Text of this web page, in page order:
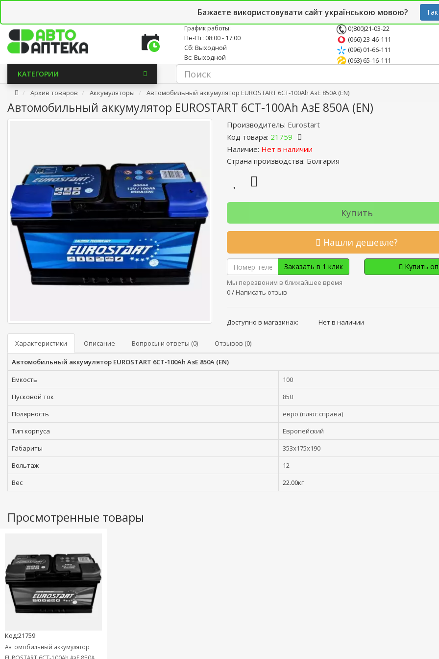
Бажаєте використовувати сайт українською мовою? Так
Новостной блог Опт СТО
График работы:
Пн-Пт: 08:00 - 17:00
Сб: Выходной
Вс: Выходной
0(800)21-03-22
(066) 23-46-111
(096) 01-66-111
(063) 65-16-111
КАТЕГОРИИ
Архив товаров Аккумуляторы Автомобильный аккумулятор EUROSTART 6СТ-100Ah АзЕ 850A (EN)
Автомобильный аккумулятор EUROSTART 6СТ-100Ah АзЕ 850A (EN)
Производитель: Eurostart
Код товара: 21759
Наличие: Нет в наличии
Страна производства: Болгария
Купить
Нашли дешевле?
Заказать в 1 клик
Мы перезвоним в ближайшее время
Купить
0/ Написать отзыв
Доступно в магазинах: Нет в наличии
Характеристики Описание Вопросы и ответы (0) Отзывов (0)
Автомобильный аккумулятор EUROSTART 6СТ-100Ah АзЕ 850A (EN)
Емкость
100
Пусковой ток
850
Полярность
евро (плюс справа)
Тип корпуса
Европейский
Габариты
353x175x190
Вольтаж
12
Вес
22.00кг
Просмотренные товары
Код:21759
Автомобильный аккумулятор